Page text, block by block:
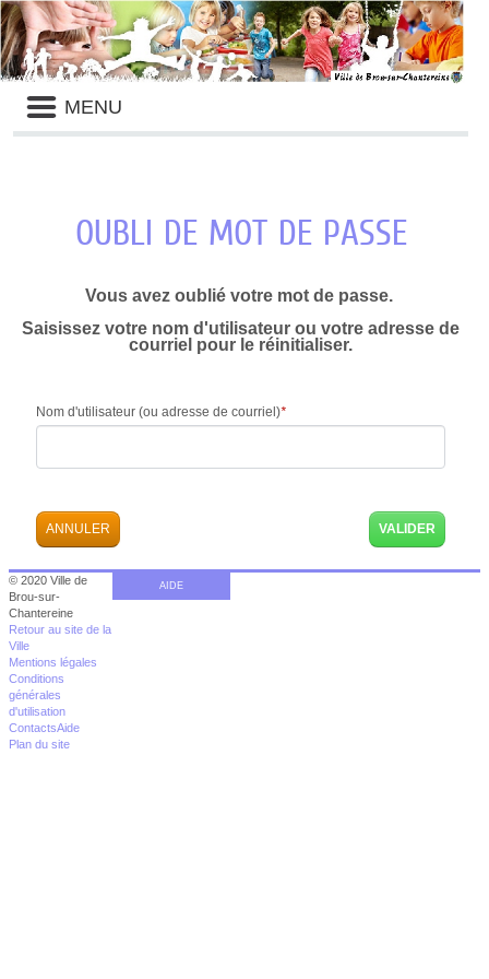
Liste
des
avertissements
MENU
OUBLI DE MOT DE PASSE
Vous avez oublié votre mot de passe.
Saisissez votre nom d'utilisateur ou votre adresse de
courriel pour le réinitialiser.
Nom d'utilisateur (ou adresse de courriel)*
ANNULER
© 2020 Ville de
Brou-sur-
Chantereine
Retour au site de la
Ville
Mentions légales
Conditions
générales
d'utilisation
ContactsAide
Plan du site
AIDE